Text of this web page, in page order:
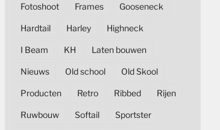
Fotoshoot Frames Gooseneck
Hardtail Harley Highneck
I Beam KH Laten bouwen
Nieuws Old school Old Skool
Producten Retro Ribbed Rijen
Ruwbouw Softail Sportster